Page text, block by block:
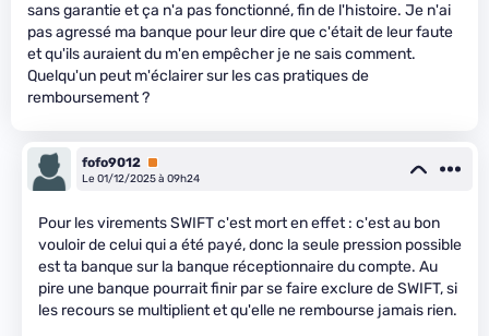
sans garantie et ça n'a pas fonctionné, fin de l'histoire. Je n'ai
pas agressé ma banque pour leur dire que c'était de leur faute
et qu'ils auraient du m'en empêcher je ne sais comment.
Quelqu'un peut m'éclairer sur les cas pratiques de
remboursement ?
fofo9012 Premium
Le 01/12/2025 à 09h24
Pour les virements SWIFT c'est mort en effet : c'est au bon
vouloir de celui qui a été payé, donc la seule pression possible
est ta banque sur la banque réceptionnaire du compte. Au
pire une banque pourrait finir par se faire exclure de SWIFT, si
les recours se multiplient et qu'elle ne rembourse jamais rien.